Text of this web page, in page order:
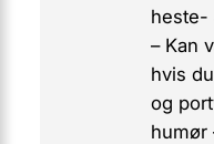
heste-
– Kan
hvis
og
humør